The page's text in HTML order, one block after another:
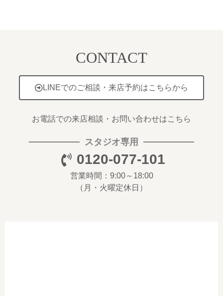
CONTACT
LINEでのご相談・来店予約はこちらから
お電話での来店相談・お問い合わせはこちら
スタジオ専用
0120-077-101
営業時間：9:00～18:00
（月・火曜定休日）